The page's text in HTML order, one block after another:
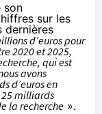
son
sur les
dernières
d’euros pour
2020 et 2025,
qui est
avons
d’euros en
25 milliards
la recherche ».